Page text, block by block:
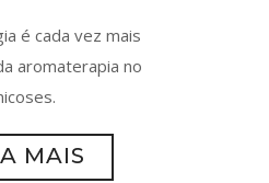
é cada vez mais
aromaterapia no
MAIS